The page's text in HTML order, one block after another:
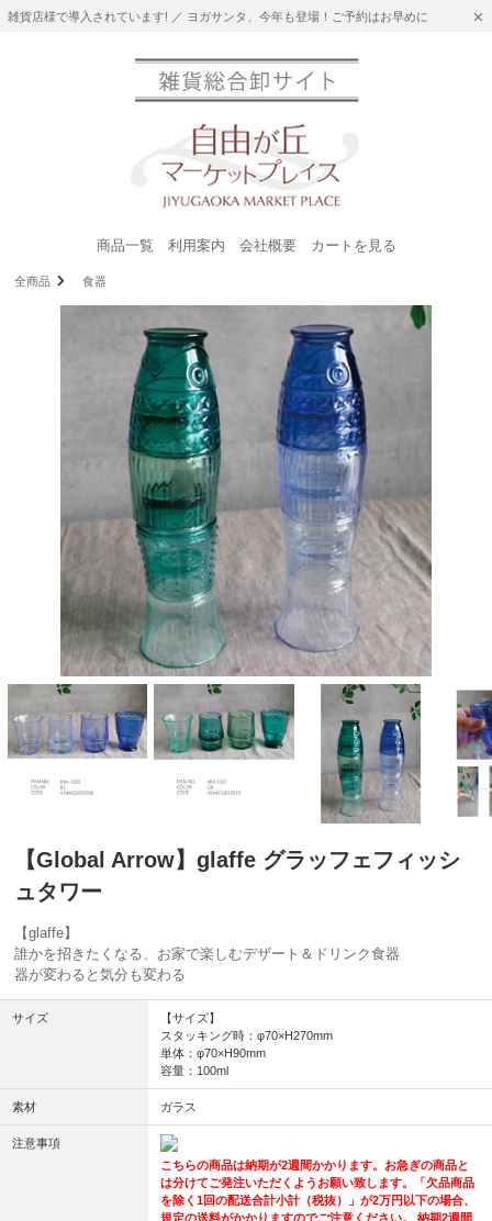
雑貨店様で導入されています! ／ ヨガサンタ、今年も登場！ご予約はお早めに
商品一覧 利用案内 会社概要 カートを見る
全商品 食器
【Global Arrow】glaffe グラッフェフィッシ
ュタワー
【glaffe】
誰かを招きたくなる、お家で楽しむデザート＆ドリンク食器
器が変わると気分も変わる
サイズ
【サイズ】
スタッキング時：φ70×H270mm
単体：φ70×H90mm
容量：100ml
素材 ガラス
注意事項
こちらの商品は納期が2週間かかります。お急ぎの商品と
は分けてご発注いただくようお願い致します。「欠品商品
を除く1回の配送合計小計（税抜）」が2万円以下の場合、
規定の送料がかかりますのでご注意ください。 納期2週間